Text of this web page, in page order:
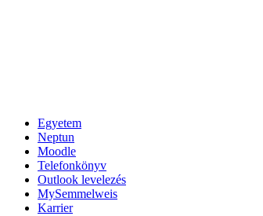
Egyetem
Neptun
Moodle
Telefonkönyv
Outlook levelezés
MySemmelweis
Karrier